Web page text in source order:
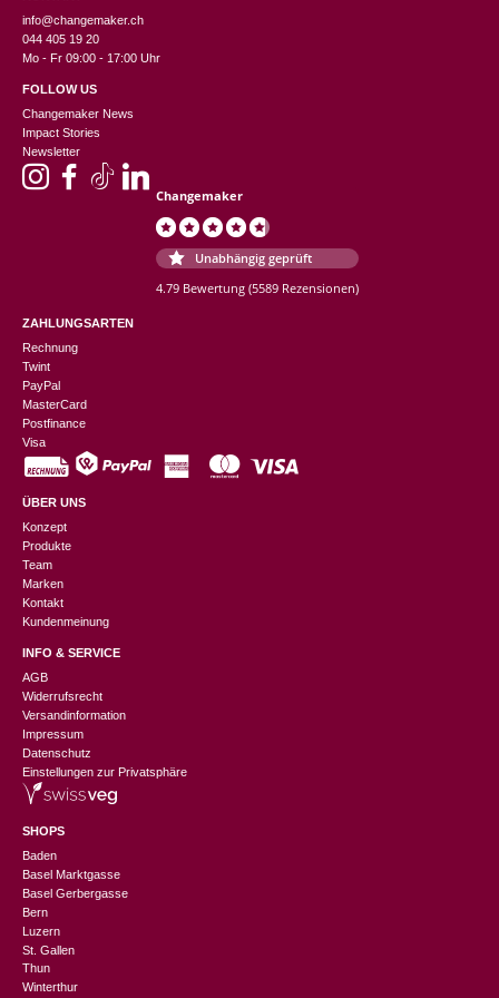
info@changemaker.ch
044 405 19 20
Mo - Fr 09:00 - 17:00 Uhr
FOLLOW US
Changemaker News
Impact Stories
Newsletter
Changemaker
Unabhängig geprüft
4.79 Bewertung (5589 Rezensionen)
ZAHLUNGSARTEN
Rechnung
Twint
PayPal
MasterCard
Postfinance
Visa
ÜBER UNS
Konzept
Produkte
Team
Marken
Kontakt
Kundenmeinung
INFO & SERVICE
AGB
Widerrufsrecht
Versandinformation
Impressum
Datenschutz
Einstellungen zur Privatsphäre
SHOPS
Baden
Basel Marktgasse
Basel Gerbergasse
Bern
Luzern
St. Gallen
Thun
Winterthur